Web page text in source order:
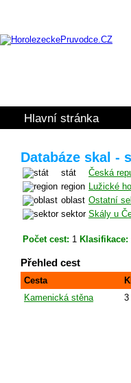
Hlavní stránka
Databáze skal -
stát
Česká
region Lužické
oblast Ostatní
sektor Skály u
Počet cest: 1 Klasifikace:
Přehled cest
Cesta
Kamenická stěna
3